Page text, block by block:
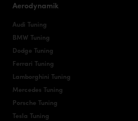
Aerodynamik
Audi Tuning
BMW Tuning
Dodge Tuning
Ferrari Tuning
Lamborghini Tuning
Mercedes Tuning
Porsche Tuning
Tesla Tuning